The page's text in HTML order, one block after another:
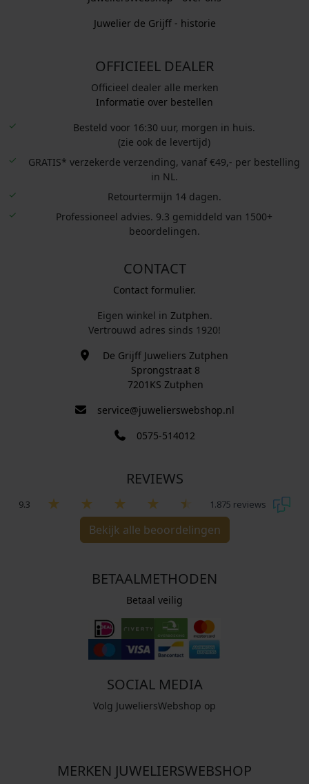
Juwelier de Grijff - historie
OFFICIEEL DEALER
Officieel dealer alle merken
Informatie over bestellen
Besteld voor 16:30 uur, morgen in huis.
(zie ook de levertijd)
GRATIS* verzekerde verzending, vanaf €49,- per bestelling
in NL.
Retourtermijn 14 dagen.
Professioneel advies. 9.3 gemiddeld van 1500+
beoordelingen.
CONTACT
Contact formulier.
Eigen winkel in Zutphen.
Vertrouwd adres sinds 1920!
De Grijff Juweliers Zutphen
Sprongstraat 8
7201KS Zutphen
service@juwelierswebshop.nl
0575-514012
REVIEWS
9.3 1.875 reviews
Bekijk alle beoordelingen
BETAALMETHODEN
Betaal veilig
SOCIAL MEDIA
Volg JuweliersWebshop op
MERKEN JUWELIERSWEBSHOP